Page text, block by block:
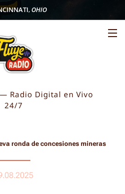
,OHIO
Radio Digital en Vivo
24/7
ronda de concesiones mineras